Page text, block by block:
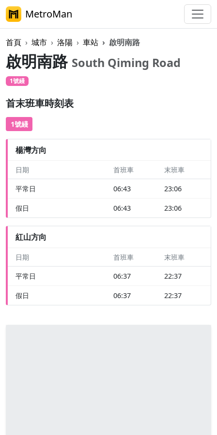
MetroMan
首頁 城市 洛陽 車站 啟明南路
啟明南路 South Qiming Road
1號綫
首末班車時刻表
1號綫
楊灣方向
日期 首班車 末班車
平常日 06:43 23:06
假日 06:43 23:06
紅山方向
日期 首班車 末班車
平常日 06:37 22:37
假日 06:37 22:37